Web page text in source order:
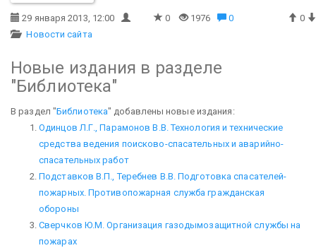
29 января 2013, 12:00 0 1976 0
0
Новости сайта
Новые издания в разделе
"Библиотека"
В раздел "Библиотека" добавлены новые издания:
Одинцов Л.Г., Парамонов В.В. Технология и технические
средства ведения поисково-спасательных и аварийно-
спасательных работ
Подставков В.П., Теребнев В.В. Подготовка спасателей-
пожарных. Противопожарная служба гражданская
обороны
Сверчков Ю.М. Организация газодымозащитной службы на
пожарах